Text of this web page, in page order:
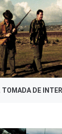
TOMADA DE